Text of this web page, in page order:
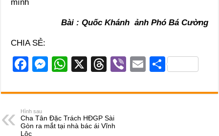
mình
Bài : Quốc Khánh ảnh Phó Bá Cường
CHIA SẺ:
F
c
e
b
M
ss
n
W
at
A
X
T
e
d
Vi
er
E
ail
S
ar
Hình sau
Cha Tân Đặc Trách HĐGP Sài
Gòn ra mắt tại nhà bác ái Vĩnh
Lộc